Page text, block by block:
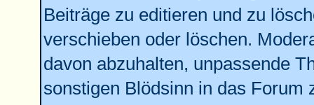
Beiträge zu editieren und zu
verschieben oder löschen.
davon abzuhalten, unpassende
sonstigen Blödsinn in das Forum